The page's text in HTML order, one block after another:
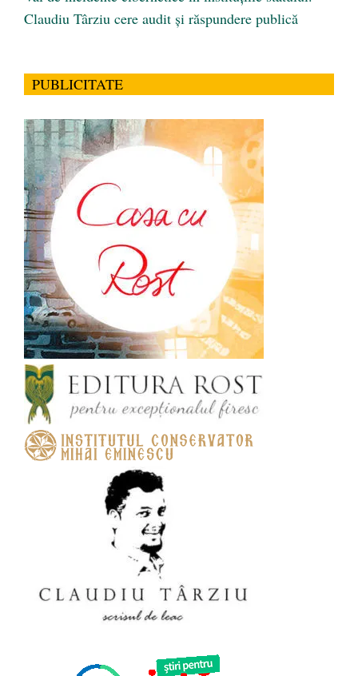
Claudiu Târziu cere audit și răspundere publică
PUBLICITATE